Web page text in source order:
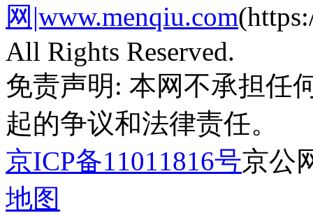
网|www.menqiu.com
All Rights Reserved.
免责声明: 本网不承担任
起的争议和法律责任。
京ICP备11011816号京公
地图